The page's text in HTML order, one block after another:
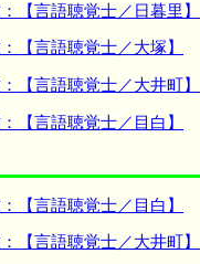
【言語聴覚士／日暮里】
【言語聴覚士／大塚】
【言語聴覚士／大井町】
【言語聴覚士／目白】
【言語聴覚士／目白】
【言語聴覚士／大井町】